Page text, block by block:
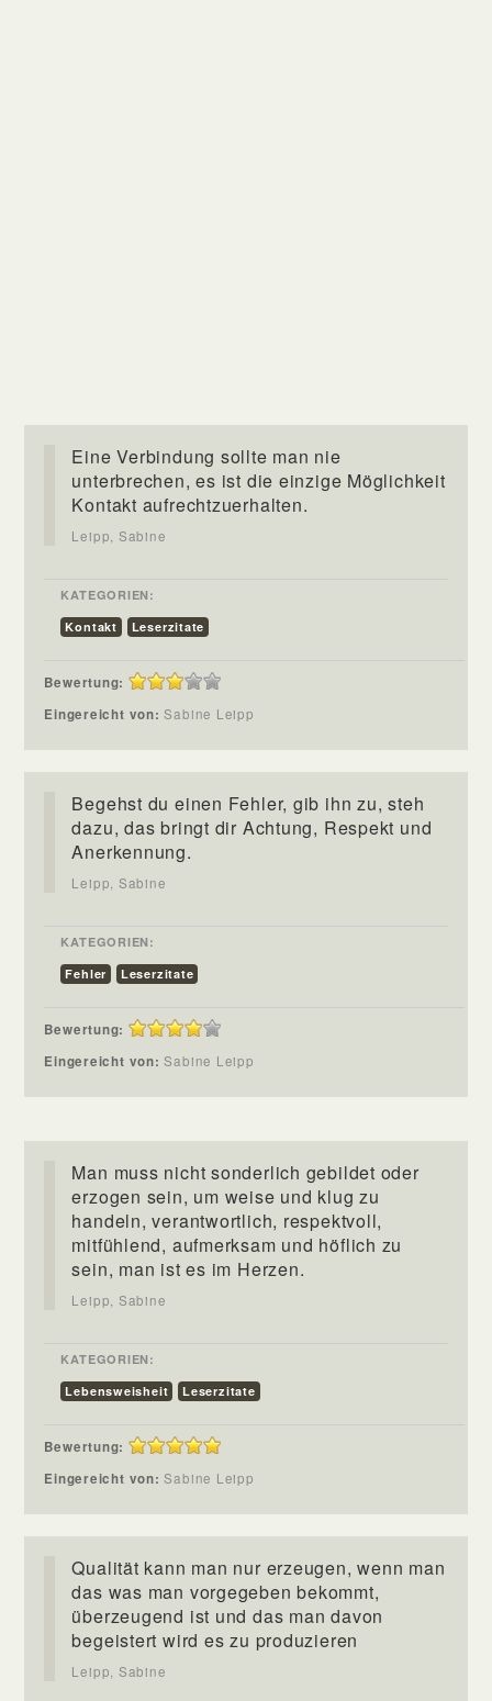
Eine Verbindung sollte man nie
unterbrechen, es ist die einzige Möglichkeit
Kontakt aufrechtzuerhalten.
Leipp, Sabine
KATEGORIEN:
Kontakt
Leserzitate
Bewertung:
Eingereicht von:Sabine Leipp
Begehst du einen Fehler, gib ihn zu, steh
dazu, das bringt dir Achtung, Respekt und
Anerkennung.
Leipp, Sabine
KATEGORIEN:
Fehler
Leserzitate
Bewertung:
Eingereicht von:Sabine Leipp
Man muss nicht sonderlich gebildet oder
erzogen sein, um weise und klug zu
handeln, verantwortlich, respektvoll,
mitfühlend, aufmerksam und höflich zu
sein, man ist es im Herzen.
Leipp, Sabine
KATEGORIEN:
Lebensweisheit
Leserzitate
Bewertung:
Eingereicht von:Sabine Leipp
Qualität kann man nur erzeugen, wenn man
das was man vorgegeben bekommt,
überzeugend ist und das man davon
begeistert wird es zu produzieren
Leipp, Sabine